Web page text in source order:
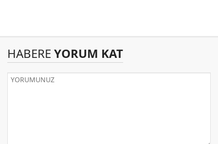
HABERE YORUM KAT